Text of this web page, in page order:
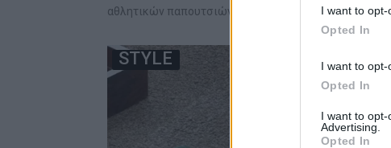
I want to opt-
Opted In
I want to opt-
Opted In
I want to
Advertising.
Opted In
αθλητικών παπουτσιών. Ήταν…
STYLE